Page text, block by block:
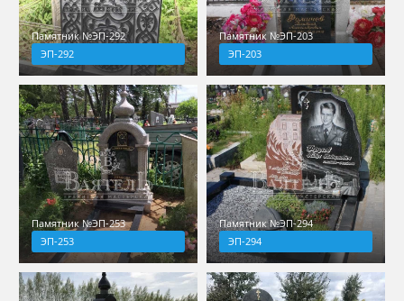
Памятник №ЭП-292
ЭП-292
Памятник №ЭП-203
ЭП-203
Памятник №ЭП-253
ЭП-253
Памятник №ЭП-294
ЭП-294